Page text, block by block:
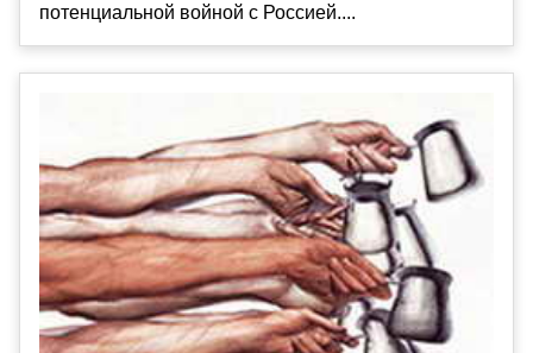
потенциальной войной с Россией....